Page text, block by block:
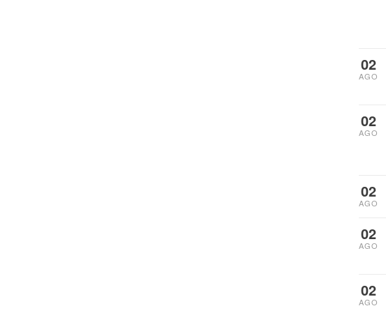
02
AGO
02
AGO
02
AGO
02
AGO
02
AGO